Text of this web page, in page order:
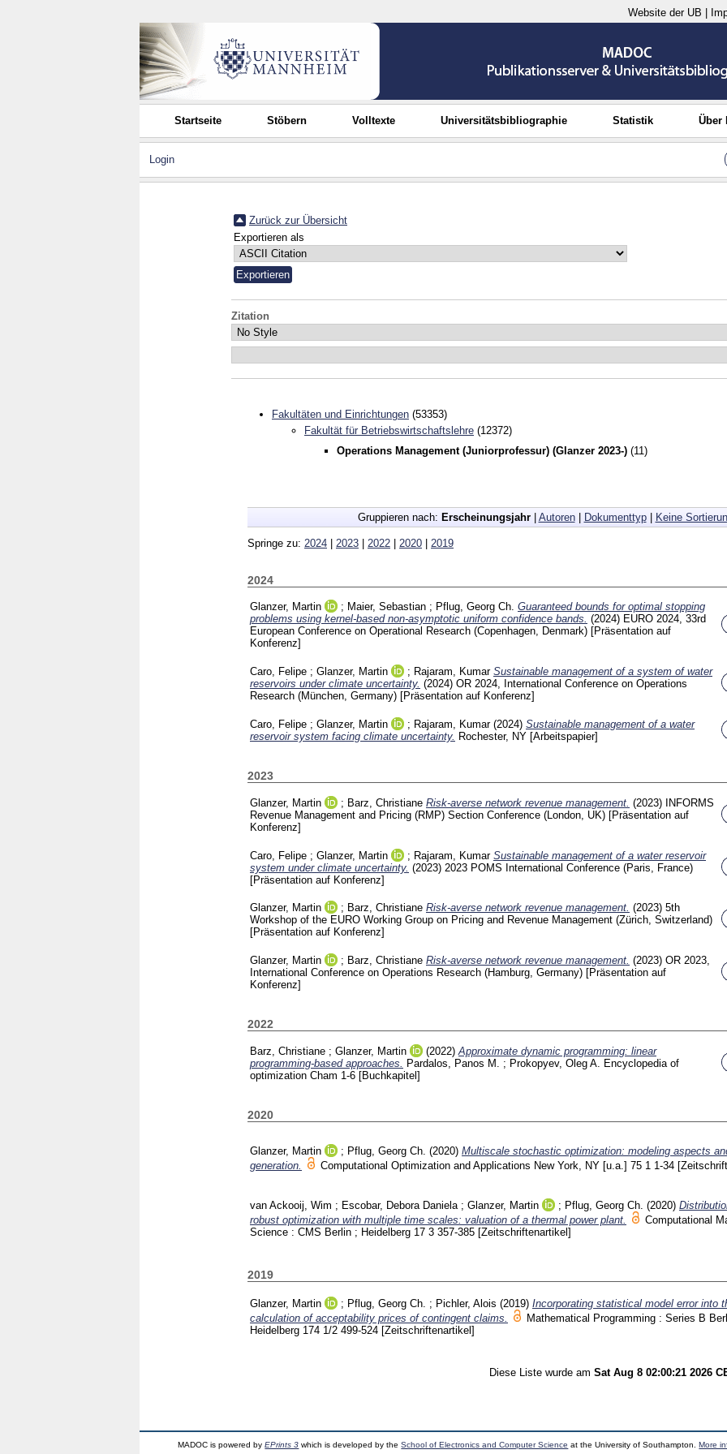
Website der UB
Startseite Stöbern Volltexte Universitätsbibliographie Statistik Über
Login
Zurück zur Übersicht
Exportieren als
Zitation
Fakultäten und Einrichtungen (53353)
Fakultät für Betriebswirtschaftslehre (12372)
Operations Management (Juniorprofessur) (Glanzer 2023-) (11)
Gruppieren nach: Erscheinungsjahr| Autoren| Dokumenttyp| Keine
Springe zu: 2024 | 2023 | 2022 | 2020 | 2019
2024
Glanzer, Martin ; Maier, Sebastian ; Pflug, Georg Ch. Guaranteed bounds for optimal stopping
problems using kernel-based non-asymptotic uniform confidence bands. (2024) EURO 2024, 33rd
European Conference on Operational Research (Copenhagen, Denmark) [Präsentation auf
Konferenz]
Caro, Felipe ; Glanzer, Martin ; Rajaram, Kumar Sustainable management of a system of water
reservoirs under climate uncertainty. (2024) OR 2024, International Conference on Operations
Research (München, Germany) [Präsentation auf Konferenz]
Caro, Felipe ; Glanzer, Martin ; Rajaram, Kumar (2024) Sustainable management of a water
reservoir system facing climate uncertainty. Rochester, NY [Arbeitspapier]
2023
Glanzer, Martin ; Barz, Christiane Risk-averse network revenue management. (2023)
INFORMS
Revenue Management and Pricing (RMP) Section Conference (London, UK) [Präsentation auf
Konferenz]
Caro, Felipe ; Glanzer, Martin ; Rajaram, Kumar Sustainable management of a water reservoir
system under climate uncertainty. (2023) 2023 POMS International Conference (Paris, France)
[Präsentation auf Konferenz]
Glanzer, Martin ; Barz, Christiane Risk-averse network revenue management. (2023) 5th
Workshop of the EURO Working Group on Pricing and Revenue Management (Zürich, Switzerland)
[Präsentation auf Konferenz]
Glanzer, Martin ; Barz, Christiane Risk-averse network revenue management. (2023) OR 2023,
International Conference on Operations Research (Hamburg, Germany) [Präsentation auf
Konferenz]
2022
Barz, Christiane ; Glanzer, Martin (2022) Approximate dynamic programming: linear
programming-based approaches.
Pardalos, Panos M. ; Prokopyev, Oleg A.
Encyclopedia of
optimization Cham 1-6 [Buchkapitel]
2020
Glanzer, Martin ; Pflug, Georg Ch. (2020) Multiscale stochastic optimization: modeling aspects
generation.
Computational Optimization and Applications New York, NY [u.a.] 75 1 1-34
van Ackooij, Wim ; Escobar, Debora Daniela ; Glanzer, Martin ; Pflug, Georg Ch. (2020)
robust optimization with multiple time scales: valuation of a thermal power plant.
Computational
Science : CMS Berlin ; Heidelberg 17 3 357-385 [Zeitschriftenartikel]
2019
Glanzer, Martin ; Pflug, Georg Ch. ; Pichler, Alois (2019) Incorporating statistical model error into
calculation of acceptability prices of contingent claims.
Mathematical Programming : Series B
Heidelberg 174 1/2 499-524 [Zeitschriftenartikel]
Diese Liste wurde am Sat Aug 8 02:00:21 2026
MADOC is powered byEPrints 3 which is developed by theSchool of Electronics and Computer Science at the University of Southampton.More